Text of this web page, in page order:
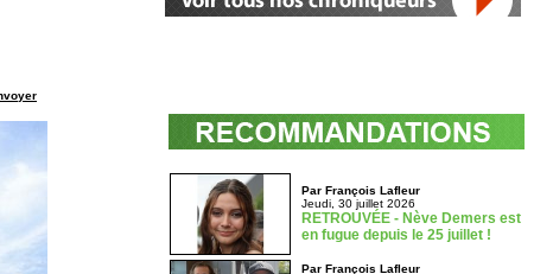
Par François Lafleur
Jeudi, 30 juillet 2026
RETROUVÉE - Nève Demers est
en fugue depuis le 25 juillet !
Par François Lafleur